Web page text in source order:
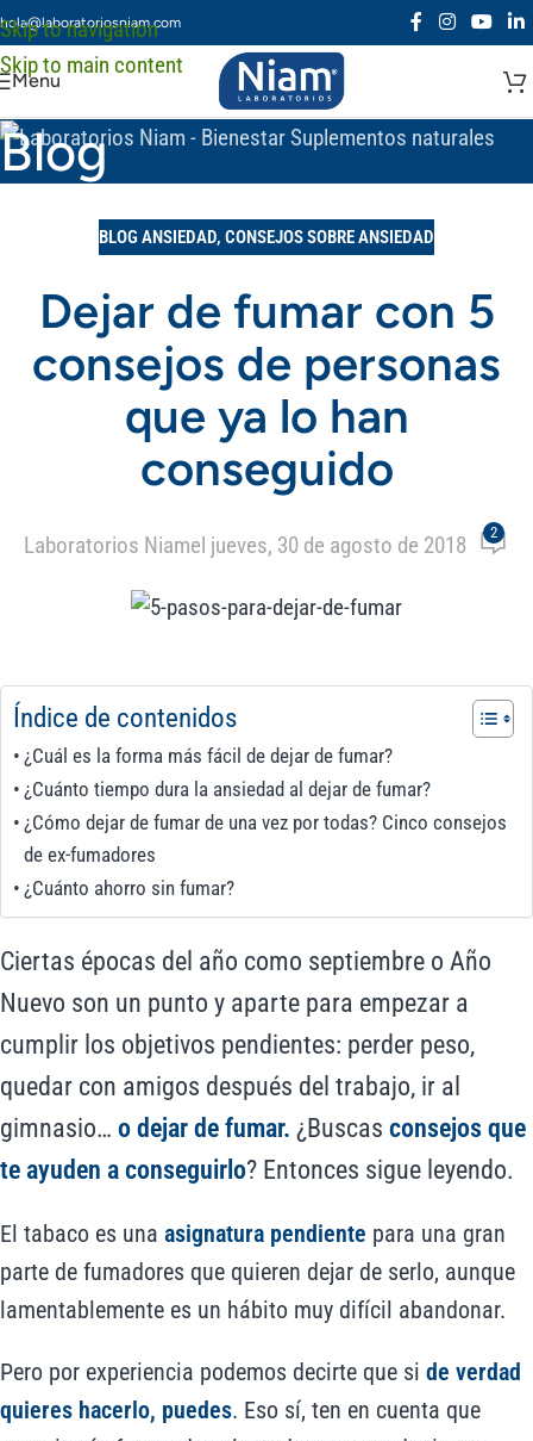
Skip to navigation
Skip to main content
hola@laboratoriosniam.com
Menu
Blog
BLOG ANSIEDAD, CONSEJOS SOBRE ANSIEDAD
Dejar de fumar con 5
consejos de personas
que ya lo han
conseguido
Laboratorios Niamel jueves, 30 de agosto de 2018 2
Índice de contenidos
¿Cuál es la forma más fácil de dejar de fumar?
¿Cuánto tiempo dura la ansiedad al dejar de fumar?
¿Cómo dejar de fumar de una vez por todas? Cinco consejos
de ex-fumadores
¿Cuánto ahorro sin fumar?
Ciertas épocas del año como septiembre o Año
Nuevo son un punto y aparte para empezar a
cumplir los objetivos pendientes: perder peso,
quedar con amigos después del trabajo, ir al
gimnasio… o dejar de fumar. ¿Buscas consejos que
te ayuden a conseguirlo? Entonces sigue leyendo.
El tabaco es una asignatura pendiente para una gran
parte de fumadores que quieren dejar de serlo, aunque
lamentablemente es un hábito muy difícil abandonar.
Pero por experiencia podemos decirte que si de verdad
quieres hacerlo, puedes. Eso sí, ten en cuenta que